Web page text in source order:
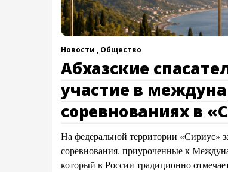
Новости , Общество
Абхазские
участие в
соревнованиях в
На федеральной территории «Сириус»
соревнования, приуроченные к
который в России традиционно